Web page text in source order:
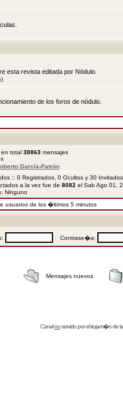
esta revista editada por Nódulo.
de los foros de nódulo.
en total 38863 mensajes
García-Patrón
:: 0 Registrados, 0 Ocultos y 30
a la vez fue de 8082 el Sab Ago 01,
Ninguno
usuarios de los �ltimos 5 minutos
Contrase�a:
Mensajes nuevos
Canalrssservido por eltrujam�nde